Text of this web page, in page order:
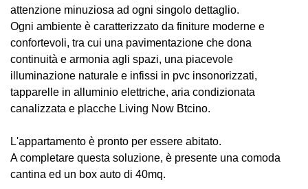
attenzione minuziosa ad ogni singolo dettaglio.
Ogni ambiente è caratterizzato da finiture moderne e
confortevoli, tra cui una pavimentazione che dona
continuità e armonia agli spazi, una piacevole
illuminazione naturale e infissi in pvc insonorizzati,
tapparelle in alluminio elettriche, aria condizionata
canalizzata e placche Living Now Btcino.
L'appartamento è pronto per essere abitato.
A completare questa soluzione, è presente una comoda
cantina ed un box auto di 40mq.